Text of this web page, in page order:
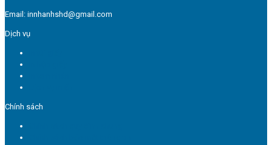
Email: innhanhshd@gmail.com
Dịch vụ
Chính sách